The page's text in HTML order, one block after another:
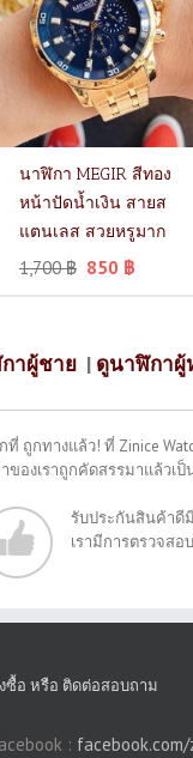
นาฬิกา MEGIR สีทอง
หน้าปัดน้ำเงิน สายส
แตนเลส สวยหรูมาก
1,700฿ 850 ฿
าผู้ชาย | ดูนาฬิกาผู้
กทางแล้ว! ที่ Zinice
องเราถูกคัดสรรมาแล้วเ
รับประกันสินค้า
เรามีการตรวจส
ซื้อ หรือ ติดต่อสอบถาม
: